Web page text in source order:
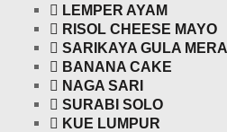
LEMPER AYAM
RISOL CHEESE MAYO
SARIKAYA GULA
BANANA CAKE
NAGA SARI
SURABI SOLO
KUE LUMPUR